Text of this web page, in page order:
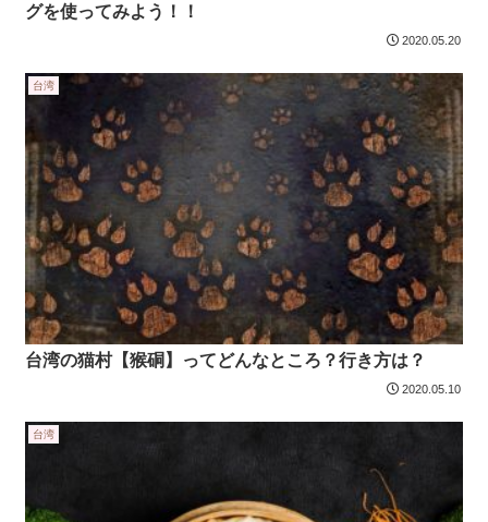
グを使ってみよう！！
2020.05.20
台湾
台湾の猫村【猴硐】ってどんなところ？行き方は？
2020.05.10
台湾